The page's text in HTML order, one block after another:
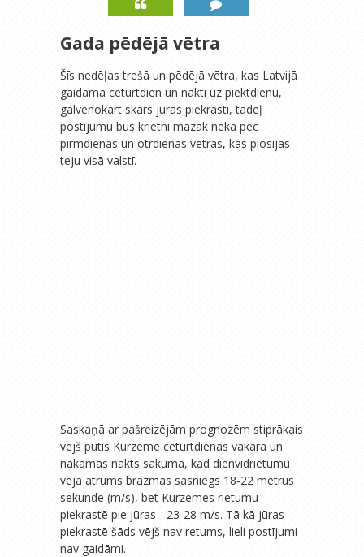
Gada pēdējā vētra
Šīs nedēļas trešā un pēdējā vētra, kas Latvijā
gaidāma ceturtdien un naktī uz piektdienu,
galvenokārt skars jūras piekrasti, tādēļ
postījumu būs krietni mazāk nekā pēc
pirmdienas un otrdienas vētras, kas plosījās
teju visā valstī.
Saskaņā ar pašreizējām prognozēm stiprākais
vējš pūtīs Kurzemē ceturtdienas vakarā un
nākamās nakts sākumā, kad dienvidrietumu
vēja ātrums brāzmās sasniegs 18-22 metrus
sekundē (m/s), bet Kurzemes rietumu
piekrastē pie jūras - 23-28 m/s. Tā kā jūras
piekrastē šāds vējš nav retums, lieli postījumi
nav gaidāmi.